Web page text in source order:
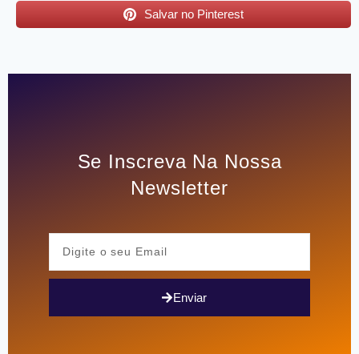
Salvar no Pinterest
Se Inscreva Na Nossa
Newsletter
Enviar